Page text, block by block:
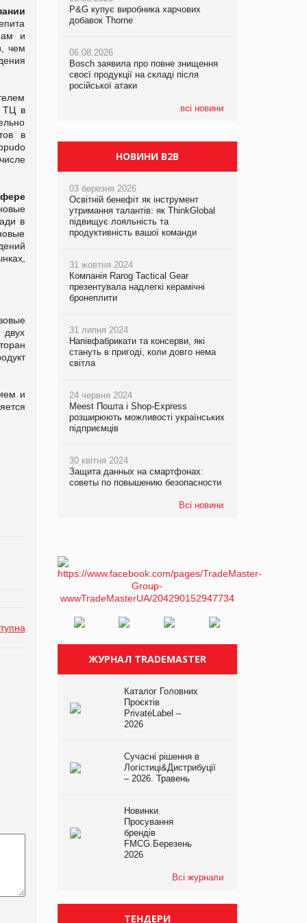
и
чем
ТЦ в
в
в
двух
и
P&G купує виробника харчових
добавок Thorne
06.08.2026
Bosch заявила про повне знищення
своєї продукції на складі після
російської атаки
всі новини
P&G купує виробника харчових
добавок Thorne
06.08.2026
Bosch заявила про повне знищення
своєї продукції на складі після
російської атаки
P&G купує виробника харчових
добавок Thorne
06.08.2026
Bosch заявила про повне знищення
своєї продукції на складі після
російської атаки
НОВИНИ B2B
03 березня 2026
Освітній бенефіт як інструмент
утримання талантів: як ThinkGlobal
підвищує лояльність та
продуктивність вашої команди
31 жовтня 2024
Компанія Rarog Tactical Gear
презентувала надлегкі керамічні
бронеплити
31 липня 2024
Напівфабрикати та консерви, які
стануть в пригоді, коли довго нема
світла
24 червня 2024
Meest Пошта і Shop-Express
розширюють можливості українських
підприємців
30 квітня 2024
Защита данных на смартфонах:
советы по повышению безопасности
Всі новини
ЖУРНАЛ TRADEMASTER
Каталог Головних
Проєктів
PrivateLabel –
2026
Сучасні рішення в
Логістиці&Дистрибуції
– 2026. Травень
Новинки.
Просування
брендів
FMCG.Березень
2026
Всі журнали
ТЕНДЕРИ